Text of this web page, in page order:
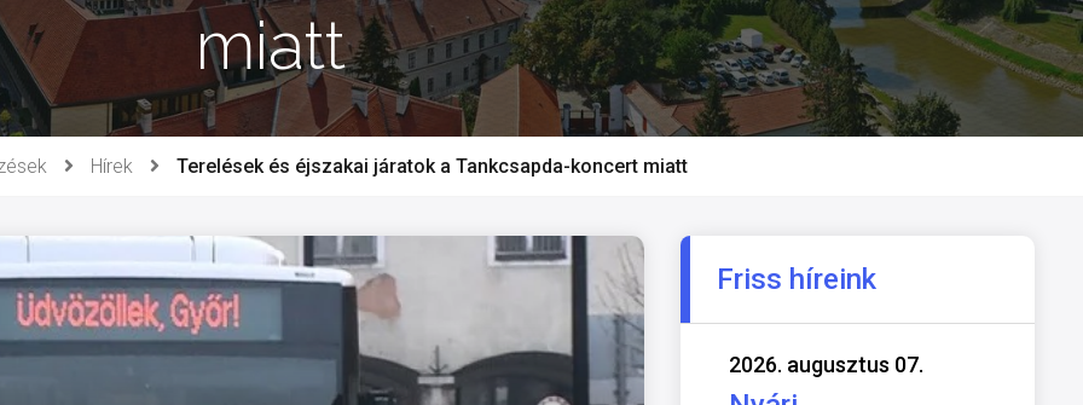
miatt
Hírek Terelések és éjszakai járatok a Tankcsapda-koncert miatt
Friss híreink
2026. augusztus 07.